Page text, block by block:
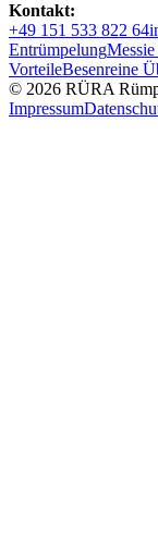
Kontakt:
+49 151 533 822 64
Entrümpelung
VorteileBesenreine
© 2026 RÜRA
Impressum